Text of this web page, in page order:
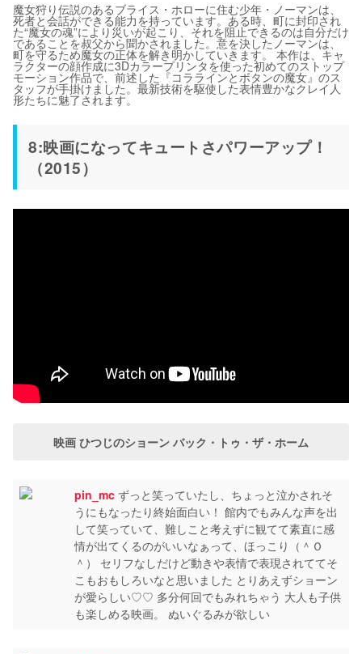
魔女狩り伝説のあるブライス・ホローに住む少年・ノーマンは、
死者と会話ができる能力を持っています。ある時、町に封印され
た“魔女の魂”により災いが起こり、それを阻止できるのは自分だけ
であることを叔父から聞かされました。意を決したノーマンは、
町を守るため魔女の正体を解き明かしていきます。 本作は、キャ
ラクターの顔作成に3Dカラープリンタを使った初めてのストップ
モーション作品で、前述した『コララインとボタンの魔女』のス
タッフが手掛けました。最新技術を駆使した表情豊かなクレイ人
形たちに魅了されます。
8:映画になってキュートさパワーアップ！
（2015）
映画 ひつじのショーン バック・トゥ・ザ・ホーム
pin_mc ずっと笑っていたし、ちょっと泣かされそ
うにもなったり終始面白い！ 館内でもみんな声を出
して笑っていて、難しこと考えずに観てて素直に感
情が出てくるのがいいなぁって、ほっこり（＾Ｏ
＾） セリフなしだけど動きや表情で表現されててそ
こもおもしろいなと思いました とりあえずショーン
が愛らしい♡♡ 多分何回でもみれちゃう 大人も子供
も楽しめる映画。 ぬいぐるみが欲しい